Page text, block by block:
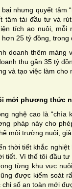
nhưng quyết tâm
tâm tái đầu tư và
tích ao nuôi, mỗi
25 tỷ đồng, trong
doanh thêm
thu gần 35 tỷ
và tạo việc làm cho
mới phương thức
nghệ cao là “chìa
pháp này cho
môi trường nuôi,
thời tiết khắc
tiết. Vì thế tôi đầu
từng khu vực
được kiểm soát
chỉ số an toàn mới